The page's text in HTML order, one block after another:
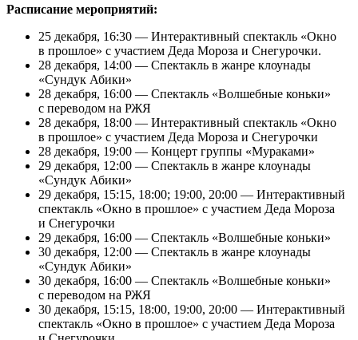
Расписание мероприятий:
25 декабря, 16:30 — Интерактивный спектакль «Окно
в прошлое» с участием Деда Мороза и Снегурочки.
28 декабря, 14:00 — Спектакль в жанре клоунады
«Сундук Абики»
28 декабря, 16:00 — Спектакль «Волшебные коньки»
с переводом на РЖЯ
28 декабря, 18:00 — Интерактивный спектакль «Окно
в прошлое» с участием Деда Мороза и Снегурочки
28 декабря, 19:00 — Концерт группы «Мураками»
29 декабря, 12:00 — Спектакль в жанре клоунады
«Сундук Абики»
29 декабря, 15:15, 18:00; 19:00, 20:00 — Интерактивный
спектакль «Окно в прошлое» с участием Деда Мороза
и Снегурочки
29 декабря, 16:00 — Спектакль «Волшебные коньки»
30 декабря, 12:00 — Спектакль в жанре клоунады
«Сундук Абики»
30 декабря, 16:00 — Спектакль «Волшебные коньки»
с переводом на РЖЯ
30 декабря, 15:15, 18:00, 19:00, 20:00 — Интерактивный
спектакль «Окно в прошлое» с участием Деда Мороза